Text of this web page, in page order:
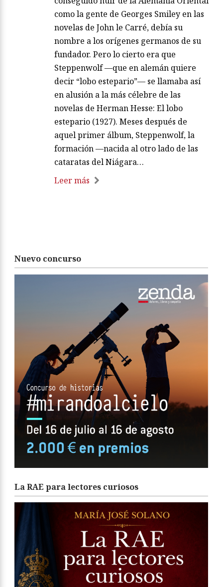
como la gente de Georges Smiley en las
novelas de John le Carré, debía su
nombre a los orígenes germanos de su
fundador. Pero lo cierto era que
Steppenwolf —que en alemán quiere
decir “lobo estepario”— se llamaba así
en alusión a la más célebre de las
novelas de Herman Hesse: El lobo
estepario (1927). Meses después de
aquel primer álbum, Steppenwolf, la
formación —nacida al otro lado de las
cataratas del Niágara…
Leer más
Nuevo concurso
La RAE para lectores curiosos